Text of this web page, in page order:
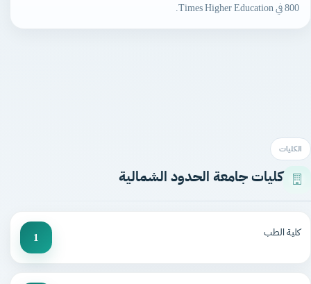
800 في Times Higher Education.
الكليات
كليات جامعة الحدود الشمالية
كلية الطب 1